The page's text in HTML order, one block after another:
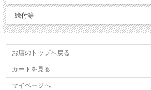
絵付等
お店のトップへ戻る
カートを見る
マイページへ